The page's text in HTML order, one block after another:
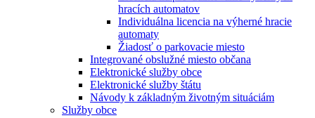
hracích automatov
Individuálna licencia na výherné hracie
automaty
Žiadosť o parkovacie miesto
Integrované obslužné miesto občana
Elektronické služby obce
Elektronické služby štátu
Návody k základným životným situáciám
Služby obce